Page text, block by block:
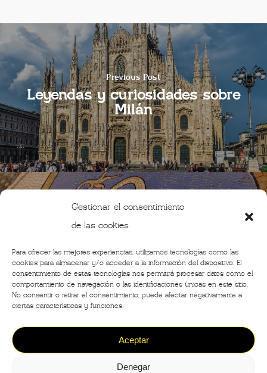
Gestionar el consentimiento
de las cookies
Para ofrecer las mejores experiencias, utilizamos tecnologías como las
cookies para almacenar y/o acceder a la información del dispositivo. El
consentimiento de estas tecnologías nos permitirá procesar datos como el
comportamiento de navegación o las identificaciones únicas en este sitio.
No consentir o retirar el consentimiento, puede afectar negativamente a
ciertas características y funciones.
Aceptar
Denegar
Previous Post
Leyendas y curiosidades sobre
Milán
Emanuele en Milán: historia y
leyenda
©2020 - Crónicas de Milán -